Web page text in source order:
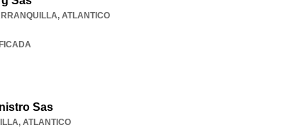
, ATLANTICO
Sas
, ATLANTICO